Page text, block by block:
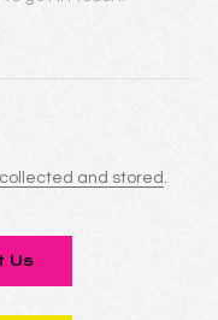
collected and stored .
Us